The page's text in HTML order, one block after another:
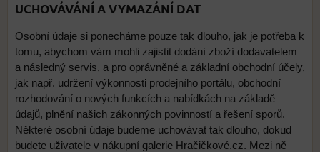
UCHOVÁVÁNÍ A VYMAZÁNÍ DAT
Osobní údaje si ponecháme pouze tak dlouho, jak je potřeba k
tomu, abychom vám mohli zajistit dodání zboží dodavatelem
a následný servis, a pro oprávněné a základní obchodní účely,
jak např. udržení výkonnosti prodejního portálu, obchodní
rozhodování o nových funkcích a nabídkách na základě
údajů, plnění našich zákonných povinností a řešení sporů.
Některé osobní údaje budeme uchovávat tak dlouho, dokud
budete uživatele v nákupní galerie Hračičkové.cz. Mezi ně